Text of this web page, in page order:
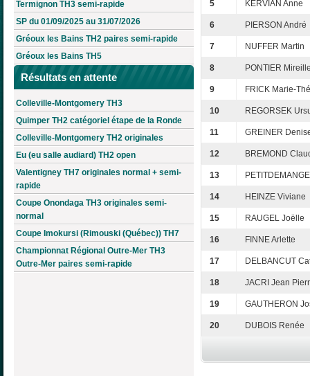
Termignon TH3 semi-rapide
SP du 01/09/2025 au 31/07/2026
Gréoux les Bains TH2 paires semi-rapide
Gréoux les Bains TH5
Résultats en attente
Colleville-Montgomery TH3
Quimper TH2 catégoriel étape de la Ronde
Colleville-Montgomery TH2 originales
Eu (eu salle audiard) TH2 open
Valentigney TH7 originales normal + semi-
rapide
Coupe Onondaga TH3 originales semi-
normal
Coupe Imokursi (Rimouski (Québec)) TH7
Championnat Régional Outre-Mer TH3
Outre-Mer paires semi-rapide
5 KERVIAN Anne
6 PIERSON André
7 NUFFER Martin
8 PONTIER
9 FRICK Marie-
10 REGORSEK
11 GREINER
12 BREMOND
13
14 HEINZE Viviane
15 RAUGEL Joëlle
16 FINNE Arlette
17 DELBANCUT
18 JACRI Jean
19 GAUTHERON
20 DUBOIS Renée